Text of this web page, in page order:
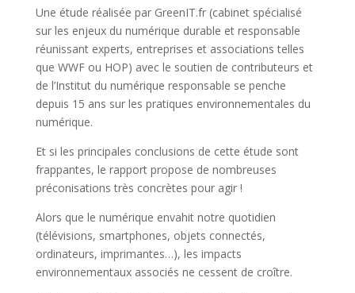
Une étude réalisée par GreenIT.fr (cabinet spécialisé
sur les enjeux du numérique durable et responsable
réunissant experts, entreprises et associations telles
que WWF ou HOP) avec le soutien de contributeurs et
de l’Institut du numérique responsable se penche
depuis 15 ans sur les pratiques environnementales du
numérique.
Et si les principales conclusions de cette étude sont
frappantes, le rapport propose de nombreuses
préconisations très concrètes pour agir !
Alors que le numérique envahit notre quotidien
(télévisions, smartphones, objets connectés,
ordinateurs, imprimantes…), les impacts
environnementaux associés ne cessent de croître.